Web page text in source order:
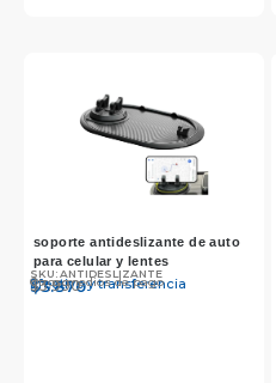
soporte antideslizante de auto
para celular y lentes
SKU: ANTIDESLIZANTE
$3.870
Efectivo y transferencia
$3.990
Otros medios de pago